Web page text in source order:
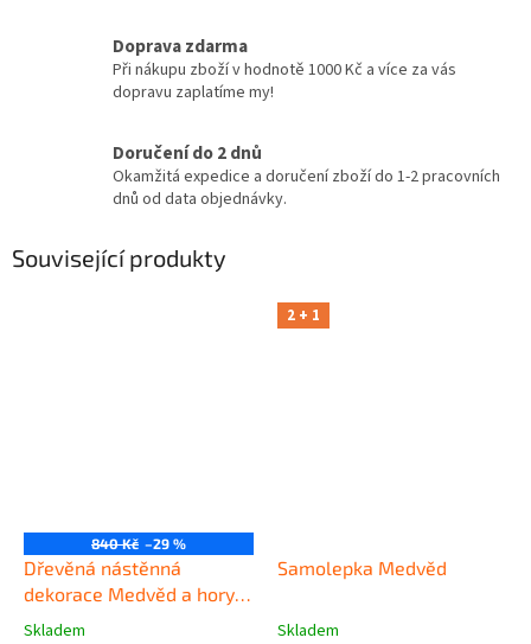
Doprava zdarma
Při nákupu zboží v hodnotě 1000 Kč a více za vás
dopravu zaplatíme my!
Doručení do 2 dnů
Okamžitá expedice a doručení zboží do 1-2 pracovních
dnů od data objednávky.
Související produkty
840 Kč –29 %
Dřevěná nástěnná
dekorace Medvěd a hory
černé
Skladem
2 + 1
Samolepka Medvěd
Skladem